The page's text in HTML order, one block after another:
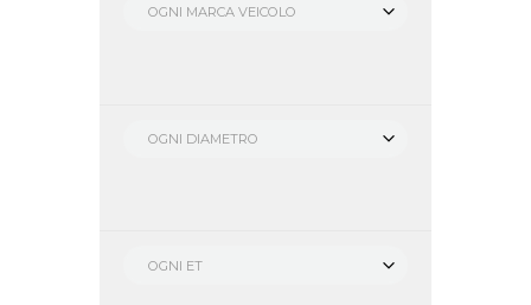
OGNI MARCA VEICOLO
OGNI DIAMETRO
OGNI ET